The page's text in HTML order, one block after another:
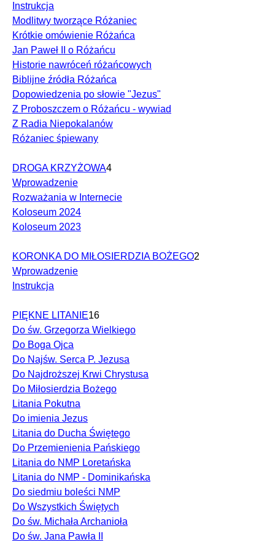
Instrukcja
Modlitwy tworzące Różaniec
Krótkie omówienie Różańca
Jan Paweł II o Różańcu
Historie nawróceń różańcowych
Biblijne źródła Różańca
Dopowiedzenia po słowie "Jezus"
Z Proboszczem o Różańcu - wywiad
Z Radia Niepokalanów
Różaniec śpiewany
DROGA KRZYŻOWA4
Wprowadzenie
Rozważania w Internecie
Koloseum 2024
Koloseum 2023
KORONKA DO MIŁOSIERDZIA BOŻEGO2
Wprowadzenie
Instrukcja
PIĘKNE LITANIE16
Do św. Grzegorza Wielkiego
Do Boga Ojca
Do Najśw. Serca P. Jezusa
Do Najdroższej Krwi Chrystusa
Do Miłosierdzia Bożego
Litania Pokutna
Do imienia Jezus
Litania do Ducha Świętego
Do Przemienienia Pańskiego
Litania do NMP Loretańska
Litania do NMP - Dominikańska
Do siedmiu boleści NMP
Do Wszystkich Świętych
Do św. Michała Archanioła
Do św. Jana Pawła II